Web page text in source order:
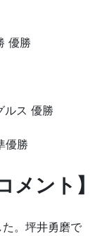
優勝
ルス 優勝
優勝
メント】
。坪井勇磨で